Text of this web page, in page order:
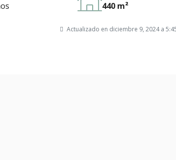
440 m²
Actualizado en diciembre 9, 2024 a